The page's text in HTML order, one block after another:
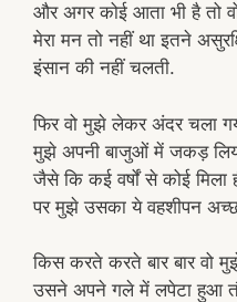
और अगर कोई आता भी है तो
मेरा मन तो नहीं था इतने
इंसान की नहीं चलती.
फिर वो मुझे लेकर अंदर चला
मुझे अपनी बाजुओं में जकड़
जैसे कि कई वर्षों से कोई मिला
पर मुझे उसका ये वहशीपन
किस करते करते बार बार वो
उसने अपने गले में लपेटा हुआ